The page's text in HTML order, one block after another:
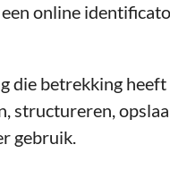
online
die betrekking
structureren,
gebruik.